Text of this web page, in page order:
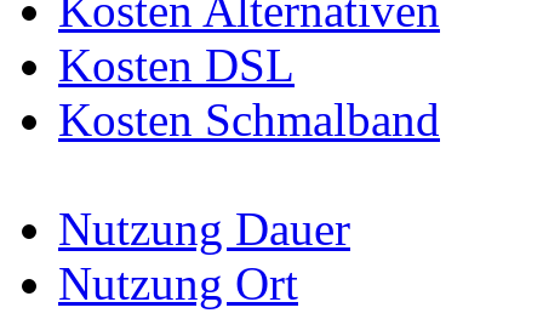
Kosten DSL
Kosten Schmalband
Nutzung Dauer
Nutzung Ort